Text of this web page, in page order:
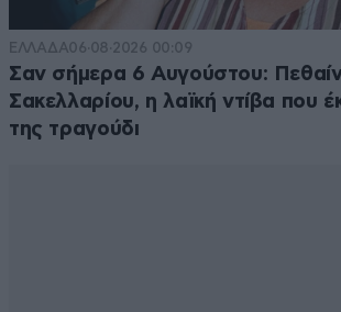
ΕΛΛΑΔΑ06·08·2026 00:09
Σαν σήμερα 6 Αυγούστου:
Σακελλαρίου, η λαϊκή ντίβα που
της τραγούδι